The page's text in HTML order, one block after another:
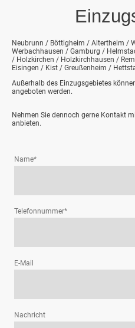
Neubrunn / Böttigheim / Altertheim /
Werbachhausen / Gamburg /
/ Holzkirchen / Holzkirchhausen /
Eisingen / Kist / Greußenheim /
Außerhalb des Einzugsgebietes
angeboten werden.
Nehmen Sie dennoch gerne Kontakt
anbieten.
Name*
Telefonnummer*
E-Mail
Nachricht